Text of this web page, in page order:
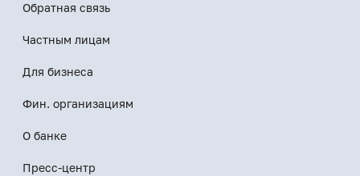
Обратная связь
Частным лицам
Для бизнеса
Фин. организациям
О банке
Пресс-центр